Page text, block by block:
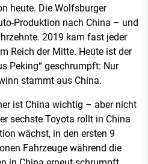
heute. Die Wolfsburger
Produktion nach China – und
2019 kam fast jeder
Reich der Mitte. Heute ist der
Peking“ geschrumpft: Nur
stammt aus China.
ist China wichtig – aber nicht
sechste Toyota rollt in China
wächst, in den ersten 9
Fahrzeuge während die